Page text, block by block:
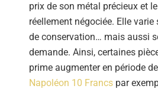
prix de son métal précieux et
réellement négociée. Elle varie
de conservation… mais aussi
demande. Ainsi, certaines
prime augmenter en période
Napoléon 10 Francs par